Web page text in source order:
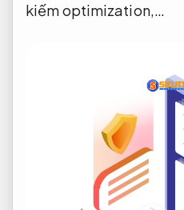
kiếm optimization,…